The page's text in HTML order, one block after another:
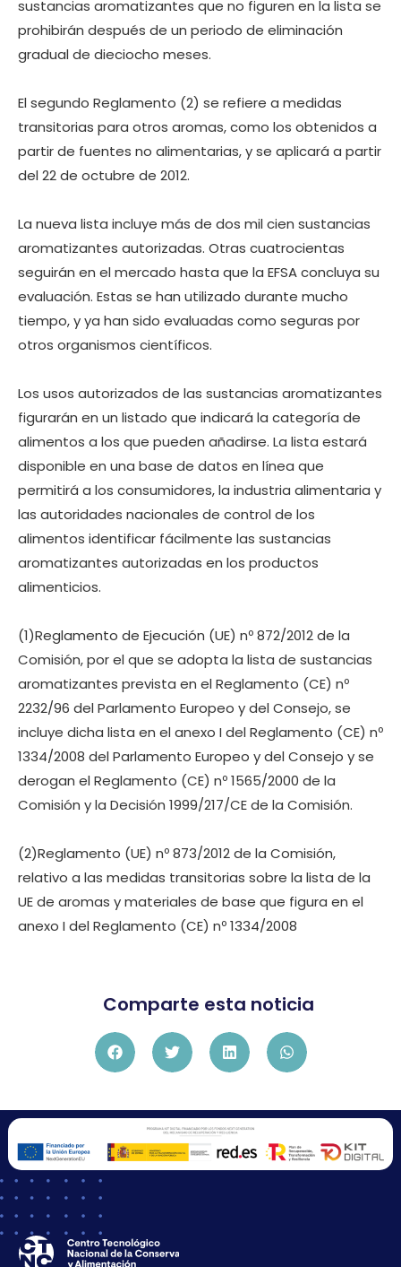
sustancias aromatizantes que no figuren en la lista se
prohibirán después de un periodo de eliminación
gradual de dieciocho meses.
El segundo Reglamento (2) se refiere a medidas
transitorias para otros aromas, como los obtenidos a
partir de fuentes no alimentarias, y se aplicará a partir
del 22 de octubre de 2012.
La nueva lista incluye más de dos mil cien sustancias
aromatizantes autorizadas. Otras cuatrocientas
seguirán en el mercado hasta que la EFSA concluya su
evaluación. Estas se han utilizado durante mucho
tiempo, y ya han sido evaluadas como seguras por
otros organismos científicos.
Los usos autorizados de las sustancias aromatizantes
figurarán en un listado que indicará la categoría de
alimentos a los que pueden añadirse. La lista estará
disponible en una base de datos en línea que
permitirá a los consumidores, la industria alimentaria y
las autoridades nacionales de control de los
alimentos identificar fácilmente las sustancias
aromatizantes autorizadas en los productos
alimenticios.
(1)Reglamento de Ejecución (UE) nº 872/2012 de la
Comisión, por el que se adopta la lista de sustancias
aromatizantes prevista en el Reglamento (CE) nº
2232/96 del Parlamento Europeo y del Consejo, se
incluye dicha lista en el anexo I del Reglamento (CE) nº
1334/2008 del Parlamento Europeo y del Consejo y se
derogan el Reglamento (CE) nº 1565/2000 de la
Comisión y la Decisión 1999/217/CE de la Comisión.
(2)Reglamento (UE) nº 873/2012 de la Comisión,
relativo a las medidas transitorias sobre la lista de la
UE de aromas y materiales de base que figura en el
anexo I del Reglamento (CE) nº 1334/2008
Comparte esta noticia